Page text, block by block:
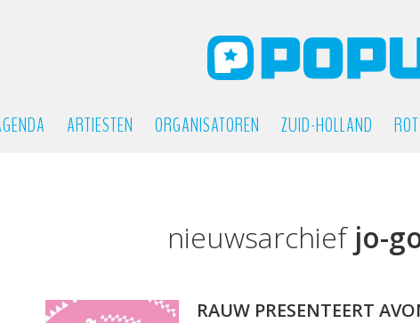
ARTIESTEN ORGANISATOREN ZUID-HOLLAND
nieuwsarchief jo-
RAUW PRESENTEERT